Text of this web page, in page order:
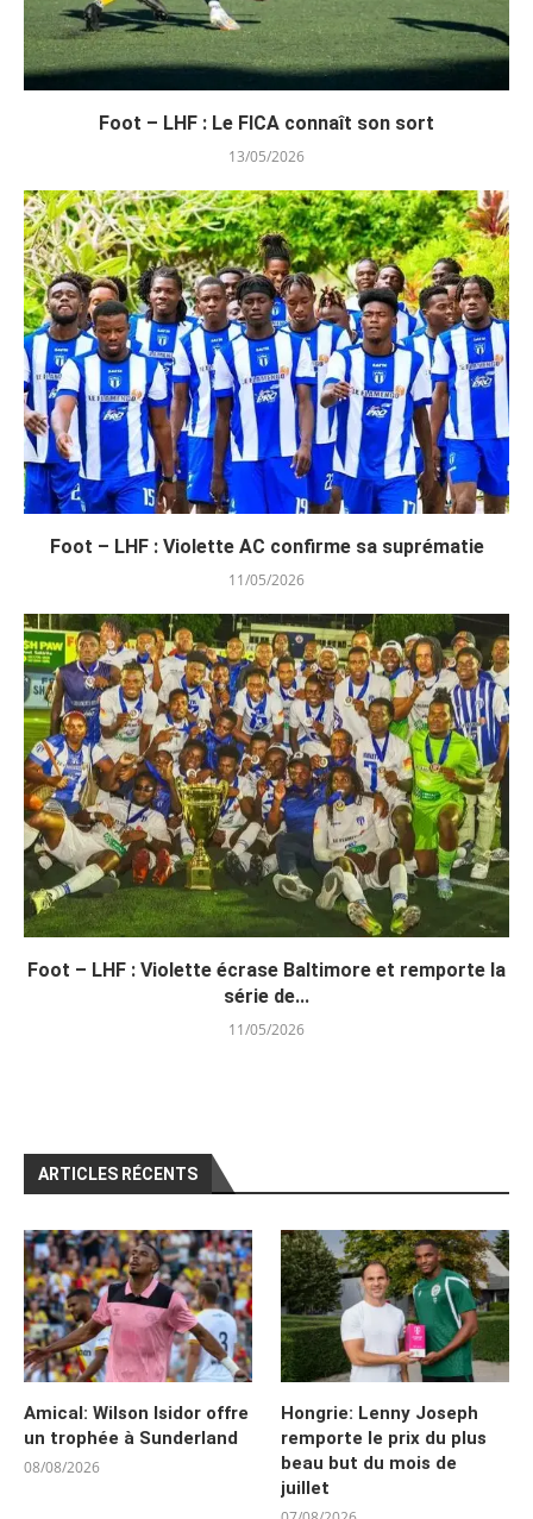
Foot – LHF : Le FICA connaît son sort
13/05/2026
Foot – LHF : Violette AC confirme sa suprématie
11/05/2026
Foot – LHF : Violette écrase Baltimore et remporte la
série de...
11/05/2026
ARTICLES RÉCENTS
Amical: Wilson Isidor offre
un trophée à Sunderland
08/08/2026
Hongrie: Lenny Joseph
remporte le prix du plus
beau but du mois de
juillet